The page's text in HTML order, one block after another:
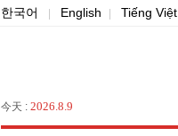
한국어 English Tiếng Việt
今天 : 2026.8.9